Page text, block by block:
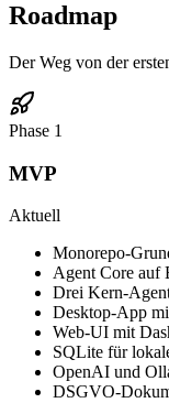
Roadmap
Der Weg von der
Phase 1
MVP
Aktuell
Monorepo-
Agent Core auf
Drei Kern-
Desktop-App
Web-UI mit
SQLite für
OpenAI und
DSGVO-